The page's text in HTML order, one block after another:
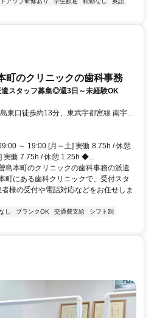
町のクリニックの歯科事務
スタッフ募集◎週3日～未経験OK
東口徒歩約13分、東武宇都宮線 南宇都
鶴田徒歩約31分 「江曽島駅」徒歩10
禁煙
～ 19:00 [月～土] 実働 8.75h / 休憩
実働 7.75h / 休憩 1.25h ◆...
島本町のクリニックの歯科事務の派遣
町にある歯科クリニックで、受付スタ
様の受付や電話対応などをお任せしま
し ブランクOK 交通費支給
シフト制